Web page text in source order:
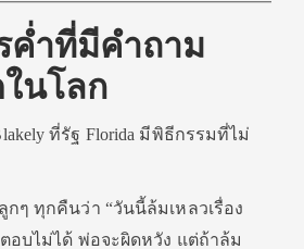
ค่ำที่มีคำถาม
นโลก
ที่รัฐ Florida มีพิธีกรรมที่ไม่
กๆ ทุกคืนว่า “วันนี้ล้มเหลวเรื่อง
ตอบไม่ได้ พ่อจะผิดหวัง แต่ถ้าล้ม